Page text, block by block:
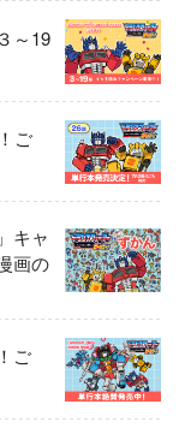
～19
ご
キャ
画の
ご